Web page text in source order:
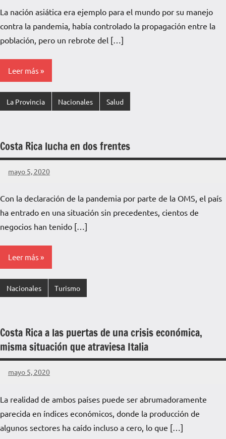
de
La
Pampa
comentarios
La nación asiática era ejemplo para el mundo por su manejo
contra la pandemia, había controlado la propagación entre la
población, pero un rebrote del […]
Leer más
La Provincia Nacionales Salud
Costa Rica lucha en dos frentes
mayo 5, 2020
La
de
La
Pampa
No
comentarios
Con la declaración de la pandemia por parte de la OMS, el país
ha entrado en una situación sin precedentes, cientos de
negocios han tenido […]
Leer más
Nacionales Turismo
Costa Rica a las puertas de una crisis económica,
misma situación que atraviesa Italia
mayo 5, 2020
La
de
La
Pampa
No
comentarios
La realidad de ambos países puede ser abrumadoramente
parecida en índices económicos, donde la producción de
algunos sectores ha caído incluso a cero, lo que […]